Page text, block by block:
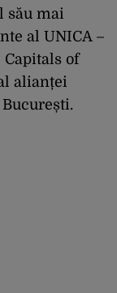
său mai
al UNICA –
of
alianței